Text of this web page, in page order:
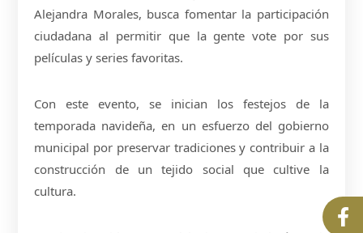
Alejandra Morales, busca fomentar la participación
ciudadana al permitir que la gente vote por sus
películas y series favoritas.
Con este evento, se inician los festejos de la
temporada navideña, en un esfuerzo del gobierno
municipal por preservar tradiciones y contribuir a la
construcción de un tejido social que cultive la
cultura.